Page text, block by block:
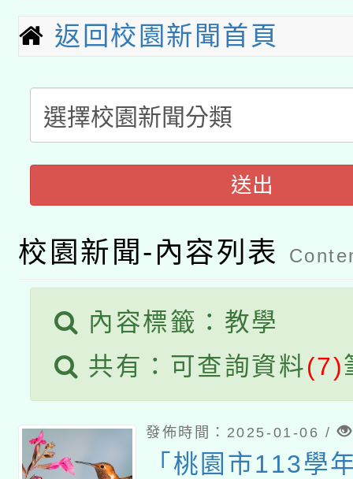
招甄選結果公告(無人
招)
適應運動共學行動站研
本館辦理115年度閱讀
暨閱讀推動專業研習
科技賦能─人工智慧
礎課程
A3數位素養講師名單
「數位內容與教學軟體
pilot」
有關大陸委員會函釋公
薪期間赴陸應申請許可
轉知經濟部水利署委託
業技術研究院辦理「
用水績優單位及節水達
動」
115年8月22日(星期六
桃園市孔廟祈福系列
開 智慧啟航」
2026年桃園地景藝術
返回校園新聞首頁
送出
校園新聞-內容列表
內容標籤：教學
共有：可查詢資料(7)
發佈時間：2025-01-06 /
「桃園市113學